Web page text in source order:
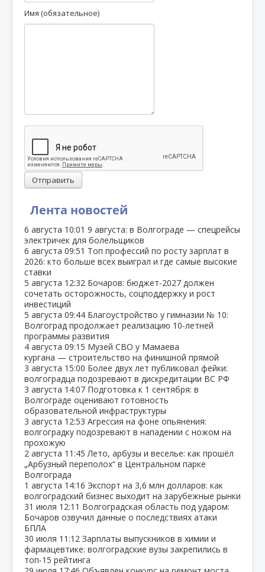
Лента новостей
6 августа 10:01 9 августа: в Волгограде — спецрейсы
электричек для болельщиков
6 августа 09:51 Топ профессий по росту зарплат в
2026: кто больше всех выиграл и где самые высокие
ставки
5 августа 12:32 Бочаров: бюджет‑2027 должен
сочетать осторожность, соцподдержку и рост
инвестиций
5 августа 09:44 Благоустройство у гимназии № 10:
Волгоград продолжает реализацию 10‑летней
программы развития
4 августа 09:15 Музей СВО у Мамаева
кургана — строительство на финишной прямой
3 августа 15:00 Более двух лет публиковал фейки:
волгоградца подозревают в дискредитации ВС РФ
3 августа 14:07 Подготовка к 1 сентября: в
Волгограде оценивают готовность
образовательной инфраструктуры
3 августа 12:53 Агрессия на фоне опьянения:
волгоградку подозревают в нападении с ножом на
прохожую
2 августа 11:45 Лето, арбузы и веселье: как прошёл
„Арбузный переполох“ в Центральном парке
Волгограда
1 августа 14:16 Экспорт на 3,6 млн долларов: как
волгоградский бизнес выходит на зарубежные рынки
31 июля 12:11 Волгоградская область под ударом:
Бочаров озвучил данные о последствиях атаки
БПЛА
30 июля 11:12 Зарплаты выпускников в химии и
фармацевтике: волгоградские вузы закрепились в
топ‑15 рейтинга
Имя (обязательное)
Отправить